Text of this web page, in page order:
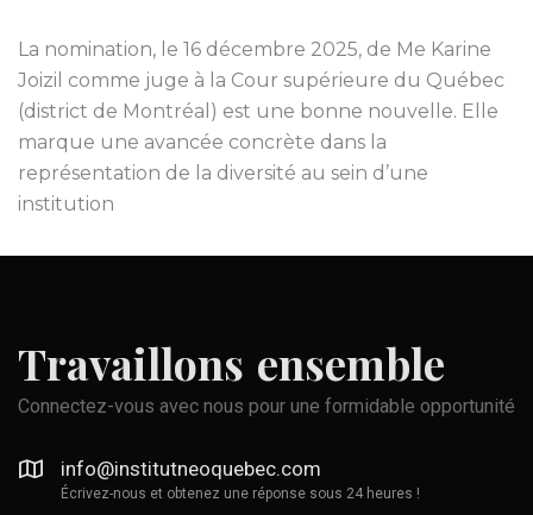
La nomination, le 16 décembre 2025, de Me Karine
Joizil comme juge à la Cour supérieure du Québec
(district de Montréal) est une bonne nouvelle. Elle
marque une avancée concrète dans la
représentation de la diversité au sein d’une
institution
Travaillons ensemble
Connectez-vous avec nous pour une formidable opportunité
info@institutneoquebec.com
Écrivez-nous et obtenez une réponse sous 24 heures !